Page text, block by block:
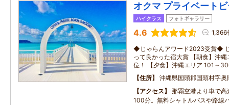
オクマ プライベート
ハイクラス フォトギャラリー
4.6 1,366
◆じゃらんアワード2023受賞◆
って良かった宿大賞 【朝食】沖
位！ 【夕食】沖縄エリア 101～
住所
沖縄県国頭郡国頭村字奥
アクセス
那覇空港より車で
100分。無料シャトルバスや路線